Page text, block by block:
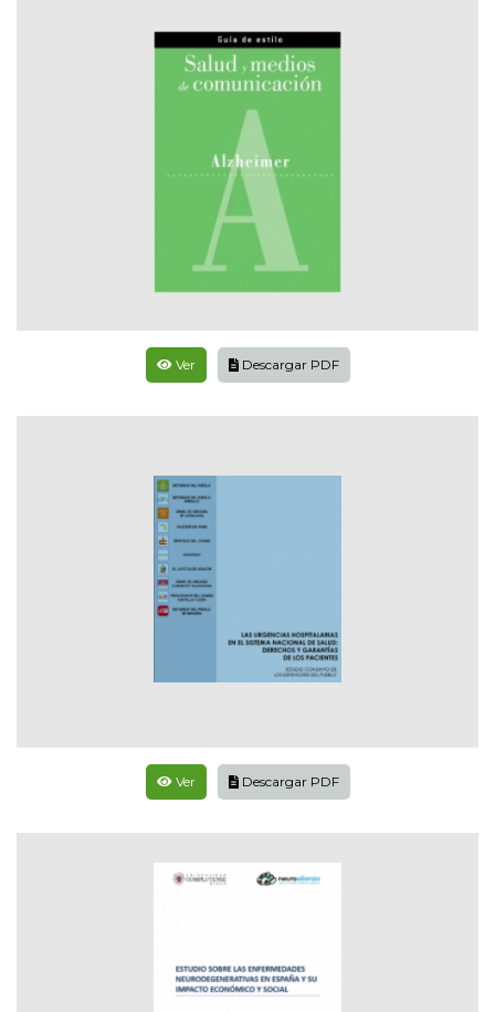
Ver Descargar PDF
Ver Descargar PDF